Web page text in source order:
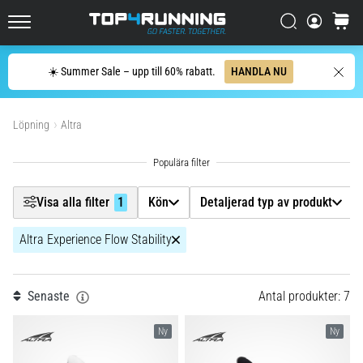
☀️ Summer Sale – upp till 60% rabatt. HANDLA NU
Sök
dämpade
för
landsväg
och
och
av
5. 8. 2026
•
Vanligaste
orsakerna
knäsmärta
Löpning Altra
Visa alla filter 1 Kön Detaljerad typ av produkt
Filtr
Detaljerad typ av produkt
Skostorlek
Modell 1
Altra Experience Flow Stability
Senaste Antal produkter: 7
Ny Ny